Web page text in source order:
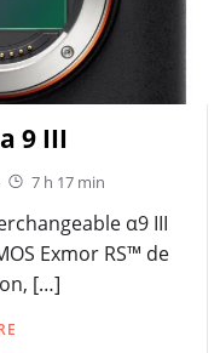
9 III
7 h 17 min
α9 III
Exmor RS™ de
[…]